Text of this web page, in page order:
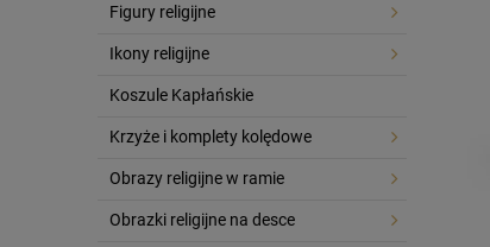
Figury religijne
Ikony religijne
Koszule Kapłańskie
Krzyże i komplety kolędowe
Obrazy religijne w ramie
Obrazki religijne na desce